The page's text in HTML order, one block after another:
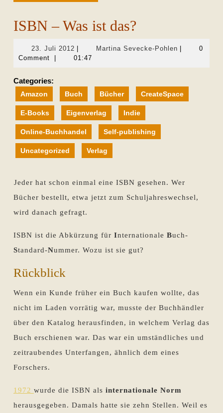
ISBN – Was ist das?
23. Juli 2012 23.
Juli
Martina Sevecke-PohlenMartina
0
Comment
01:47
Categories:
Amazon Buch Bücher CreateSpace
E-Books Eigenverlag Indie
Online-Buchhandel Self-publishing
Uncategorized Verlag
Jeder hat schon einmal eine ISBN gesehen. Wer
Bücher bestellt, etwa jetzt zum Schuljahreswechsel,
wird danach gefragt.
ISBN ist die Abkürzung für Internationale Buch-
Standard-Nummer. Wozu ist sie gut?
Rückblick
Wenn ein Kunde früher ein Buch kaufen wollte, das
nicht im Laden vorrätig war, musste der Buchhändler
über den Katalog herausfinden, in welchem Verlag das
Buch erschienen war. Das war ein umständliches und
zeitraubendes Unterfangen, ähnlich dem eines
Forschers.
1972 wurde die ISBN als internationale Norm
herausgegeben. Damals hatte sie zehn Stellen. Weil es